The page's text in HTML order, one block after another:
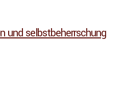
und selbstbeherrschung